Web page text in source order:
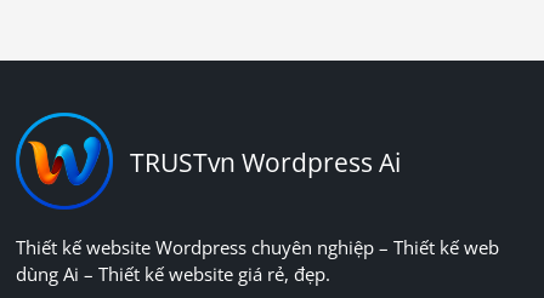
TRUSTvn Wordpress Ai
Thiết kế website Wordpress chuyên nghiệp – Thiết kế web
dùng Ai – Thiết kế website giá rẻ, đẹp.